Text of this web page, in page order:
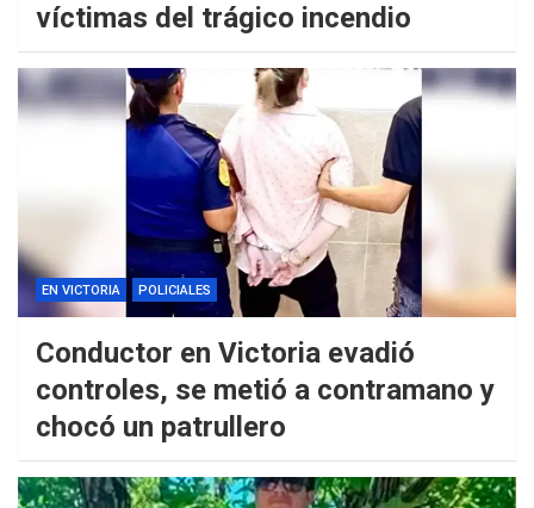
víctimas del trágico incendio
EN VICTORIA POLICIALES
Conductor en Victoria evadió
controles, se metió a contramano y
chocó un patrullero